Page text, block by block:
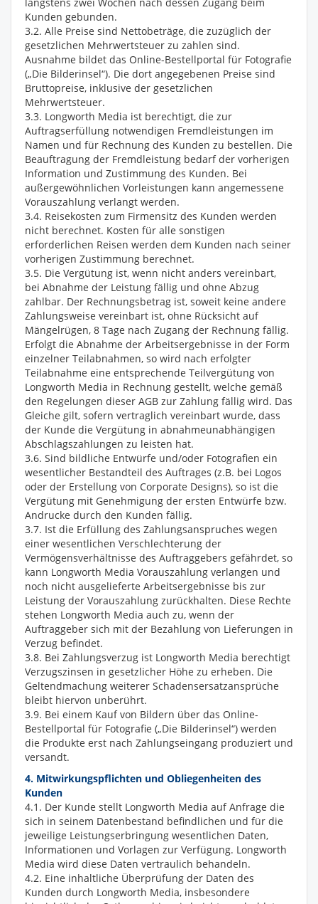
Kunden gebunden.
3.2. Alle Preise sind Nettobeträge, die zuzüglich der
gesetzlichen Mehrwertsteuer zu zahlen sind.
Ausnahme bildet das Online-Bestellportal für Fotografie
(„Die Bilderinsel“). Die dort angegebenen Preise sind
Bruttopreise, inklusive der gesetzlichen
Mehrwertsteuer.
3.3. Longworth Media ist berechtigt, die zur
Auftragserfüllung notwendigen Fremdleistungen im
Namen und für Rechnung des Kunden zu bestellen. Die
Beauftragung der Fremdleistung bedarf der vorherigen
Information und Zustimmung des Kunden. Bei
außergewöhnlichen Vorleistungen kann angemessene
Vorauszahlung verlangt werden.
3.4. Reisekosten zum Firmensitz des Kunden werden
nicht berechnet. Kosten für alle sonstigen
erforderlichen Reisen werden dem Kunden nach seiner
vorherigen Zustimmung berechnet.
3.5. Die Vergütung ist, wenn nicht anders vereinbart,
bei Abnahme der Leistung fällig und ohne Abzug
zahlbar. Der Rechnungsbetrag ist, soweit keine andere
Zahlungsweise vereinbart ist, ohne Rücksicht auf
Mängelrügen, 8 Tage nach Zugang der Rechnung fällig.
Erfolgt die Abnahme der Arbeitsergebnisse in der Form
einzelner Teilabnahmen, so wird nach erfolgter
Teilabnahme eine entsprechende Teilvergütung von
Longworth Media in Rechnung gestellt, welche gemäß
den Regelungen dieser AGB zur Zahlung fällig wird. Das
Gleiche gilt, sofern vertraglich vereinbart wurde, dass
der Kunde die Vergütung in abnahmeunabhängigen
Abschlagszahlungen zu leisten hat.
3.6. Sind bildliche Entwürfe und/oder Fotografien ein
wesentlicher Bestandteil des Auftrages (z.B. bei Logos
oder der Erstellung von Corporate Designs), so ist die
Vergütung mit Genehmigung der ersten Entwürfe bzw.
Andrucke durch den Kunden fällig.
3.7. Ist die Erfüllung des Zahlungsanspruches wegen
einer wesentlichen Verschlechterung der
Vermögensverhältnisse des Auftraggebers gefährdet, so
kann Longworth Media Vorauszahlung verlangen und
noch nicht ausgelieferte Arbeitsergebnisse bis zur
Leistung der Vorauszahlung zurückhalten. Diese Rechte
stehen Longworth Media auch zu, wenn der
Auftraggeber sich mit der Bezahlung von Lieferungen in
Verzug befindet.
3.8. Bei Zahlungsverzug ist Longworth Media berechtigt
Verzugszinsen in gesetzlicher Höhe zu erheben. Die
Geltendmachung weiterer Schadensersatzansprüche
bleibt hiervon unberührt.
3.9. Bei einem Kauf von Bildern über das Online-
Bestellportal für Fotografie („Die Bilderinsel“) werden
die Produkte erst nach Zahlungseingang produziert und
versandt.
4. Mitwirkungspflichten und Obliegenheiten des
Kunden
4.1. Der Kunde stellt Longworth Media auf Anfrage die
sich in seinem Datenbestand befindlichen und für die
jeweilige Leistungserbringung wesentlichen Daten,
Informationen und Vorlagen zur Verfügung. Longworth
Media wird diese Daten vertraulich behandeln.
4.2. Eine inhaltliche Überprüfung der Daten des
Kunden durch Longworth Media, insbesondere